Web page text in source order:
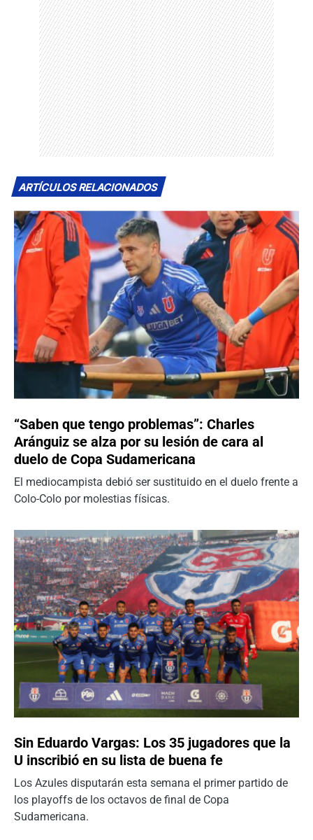
ARTÍCULOS RELACIONADOS
“Saben que tengo problemas”: Charles
Aránguiz se alza por su lesión de cara al
duelo de Copa Sudamericana
El mediocampista debió ser sustituido en el duelo frente a
Colo-Colo por molestias físicas.
Sin Eduardo Vargas: Los 35 jugadores que la
U inscribió en su lista de buena fe
Los Azules disputarán esta semana el primer partido de
los playoffs de los octavos de final de Copa
Sudamericana.